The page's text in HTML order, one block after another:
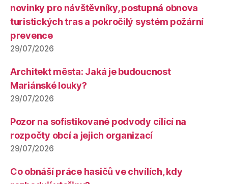
novinky pro návštěvníky, postupná obnova
turistických tras a pokročilý systém požární
prevence
29/07/2026
Architekt města: Jaká je budoucnost
Mariánské louky?
29/07/2026
Pozor na sofistikované podvody cílící na
rozpočty obcí a jejich organizací
29/07/2026
Co obnáší práce hasičů ve chvílích, kdy